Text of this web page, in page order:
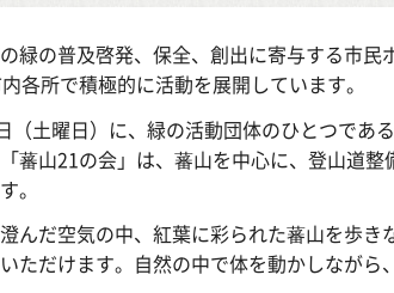
緑の普及啓発、保全、創出に寄与する市
各所で積極的に活動を展開しています。
（土曜日）に、緑の活動団体のひとつであ
蕃山21の会」は、蕃山を中心に、登山道
。
んだ空気の中、紅葉に彩られた蕃山を歩
ただけます。自然の中で体を動かしなが